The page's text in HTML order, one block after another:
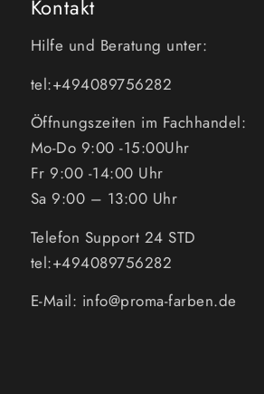
Kontakt
Hilfe und Beratung unter:
tel:+494089756282
Öffnungszeiten im Fachhandel:
Mo-Do 9:00 -15:00Uhr
Fr 9:00 -14:00 Uhr
Sa 9:00 – 13:00 Uhr
Telefon Support 24 STD
tel:+494089756282
E-Mail: info@proma-farben.de